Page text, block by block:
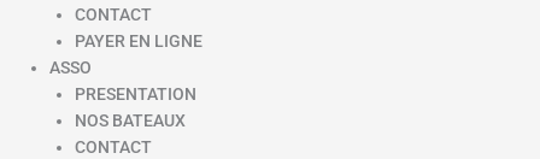
CONTACT
PAYER EN LIGNE
ASSO
PRESENTATION
NOS BATEAUX
CONTACT